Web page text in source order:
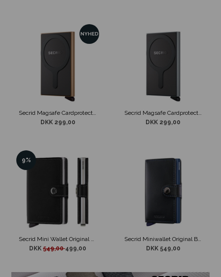
NYHED
DKK 299,00
Secrid Magsafe Cardprotector Titanium
DKK 299,00
9%
Secrid Mini Wallet Original Sort
DKK549,00499,00
Secrid Miniwallet Original Black / Navy
DKK 549,00